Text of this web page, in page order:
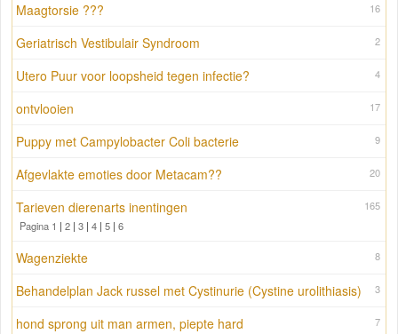
16
Maagtorsie ???
2
Geriatrisch Vestibulair Syndroom
4
Utero Puur voor loopsheid tegen infectie?
17
ontvlooien
9
Puppy met Campylobacter Coli bacterie
20
Afgevlakte emoties door Metacam??
165
Tarieven dierenarts inentingen
Pagina 1 | 2 | 3 | 4 | 5 | 6
8
Wagenziekte
3
Behandelplan Jack russel met Cystinurie (Cystine urolithiasis)
7
hond sprong uit man armen, piepte hard